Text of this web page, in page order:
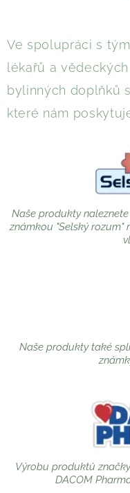
Ve spolupráci s
lékařů a
bylinných doplňků
které nám
Naše produkty
známkou "Selský rozum"
Naše produkty také
Výrobu produktů
DACOM